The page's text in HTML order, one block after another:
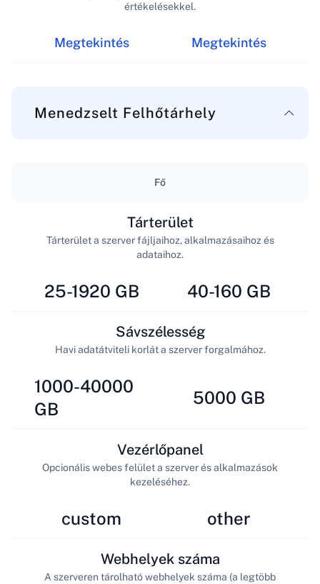
Megtekintés
értékelésekkel.
Megtekintés
Menedzselt Felhőtárhely
Fő
25-1920 GB
Tárterület
Tárterület a szerver fájljaihoz, alkalmazásaihoz és
adataihoz.
40-160 GB
1000-40000
GB
Sávszélesség
Havi adatátviteli korlát a szerver forgalmához.
5000 GB
custom
Vezérlőpanel
Opcionális webes felület a szerver és alkalmazások
kezeléséhez.
other
Webhelyek száma
A szerveren tárolható webhelyek száma (a legtöbb